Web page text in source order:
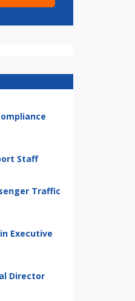
Staff
Traffic
Executive
Director